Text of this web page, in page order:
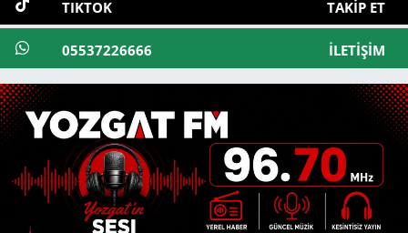
TIKTOK TAKIP ET
05537226666 İLETIŞIM